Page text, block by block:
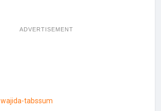
ADVERTISEMENT
wajida-tabssum